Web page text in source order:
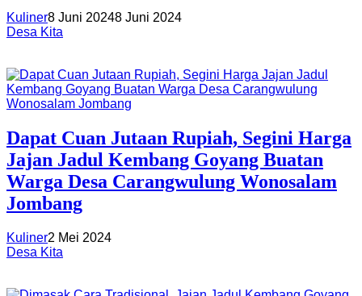
Kuliner8 Juni 20248 Juni 2024
Desa Kita
Dapat Cuan Jutaan Rupiah, Segini Harga
Jajan Jadul Kembang Goyang Buatan
Warga Desa Carangwulung Wonosalam
Jombang
Kuliner2 Mei 2024
Desa Kita